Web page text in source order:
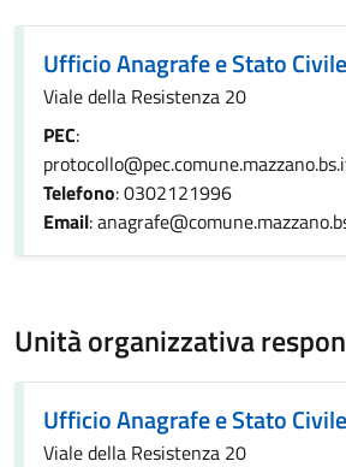
Ufficio Anagrafe e Stato Civile
Viale della Resistenza 20
PEC:
Telefono: 0302121996
Email:
Unità organizzativa
Ufficio Anagrafe e Stato Civile
Viale della Resistenza 20